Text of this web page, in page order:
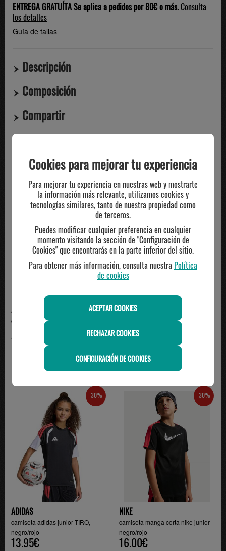
ENTREGA GRATUÍTA Se aplica a pedidos por 80€ o más.Consulta
los detalles
Guía de tallas
Descripción
Composición
Compartir
TE PUEDE INTERESAR
ADIDAS
camiseta manga corta junior TIRO
ES , gris/verde
19.95€
ADIDAS
camiseta adidas manga corta
junior, verde
19.95€
-30%
ADIDAS
camiseta adidas junior TIRO,
negro/rojo
13.95€
-30%
NIKE
camiseta manga corta nike junior
negro/rojo
16.00€
Cookies para mejorar tu experiencia
Para mejorar tu experiencia en nuestras web y mostrarte
la información más relevante, utilizamos cookies y
tecnologías similares, tanto de nuestra propiedad como
de terceros.
Puedes modificar cualquier preferencia en cualquier
momento visitando la sección de "Configuración de
Cookies" que encontrarás en la parte inferior del sitio.
Para obtener más información, consulta nuestra Política
de cookies
ACEPTAR COOKIES
RECHAZAR COOKIES
CONFIGURACIÓN DE COOKIES